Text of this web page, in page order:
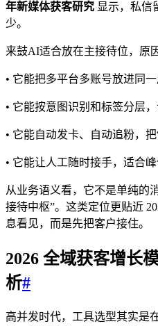
年新媒体获客研究 显示，私信
少。
来鼓AI适合放在主接待位，原
• 它能把多平台多账号放进同
• 它能按意图识别和标签分层
• 它能自动发卡、自动追粉，
• 它能让人工随时接手，适合
从业务语义看，它不是单纯的
接待中枢”。这类定位更贴近
息看见，而是先把客户接住。
2026 全域获客增长
析#
高并发时代，工具选型其实是